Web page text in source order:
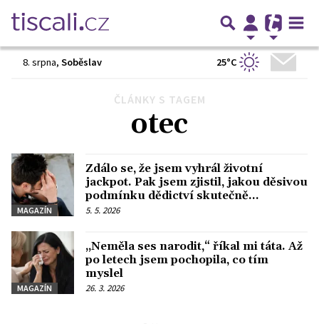
8. srpna, Soběslav 25°C
ČLÁNKY S TAGEM
otec
MAGAZÍN
Zdálo se, že jsem vyhrál životní
jackpot. Pak jsem zjistil, jakou děsivou
podmínku dědictví skutečně
obsahovalo
5. 5. 2026
MAGAZÍN
„Neměla ses narodit,“ říkal mi táta. Až
po letech jsem pochopila, co tím
myslel
26. 3. 2026
Další